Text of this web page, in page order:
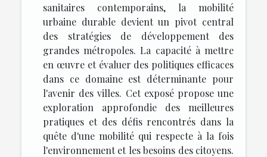
sanitaires contemporains, la mobilité
urbaine durable devient un pivot central
des stratégies de développement des
grandes métropoles. La capacité à mettre
en œuvre et évaluer des politiques efficaces
dans ce domaine est déterminante pour
l'avenir des villes. Cet exposé propose une
exploration approfondie des meilleures
pratiques et des défis rencontrés dans la
quête d'une mobilité qui respecte à la fois
l'environnement et les besoins des citoyens.